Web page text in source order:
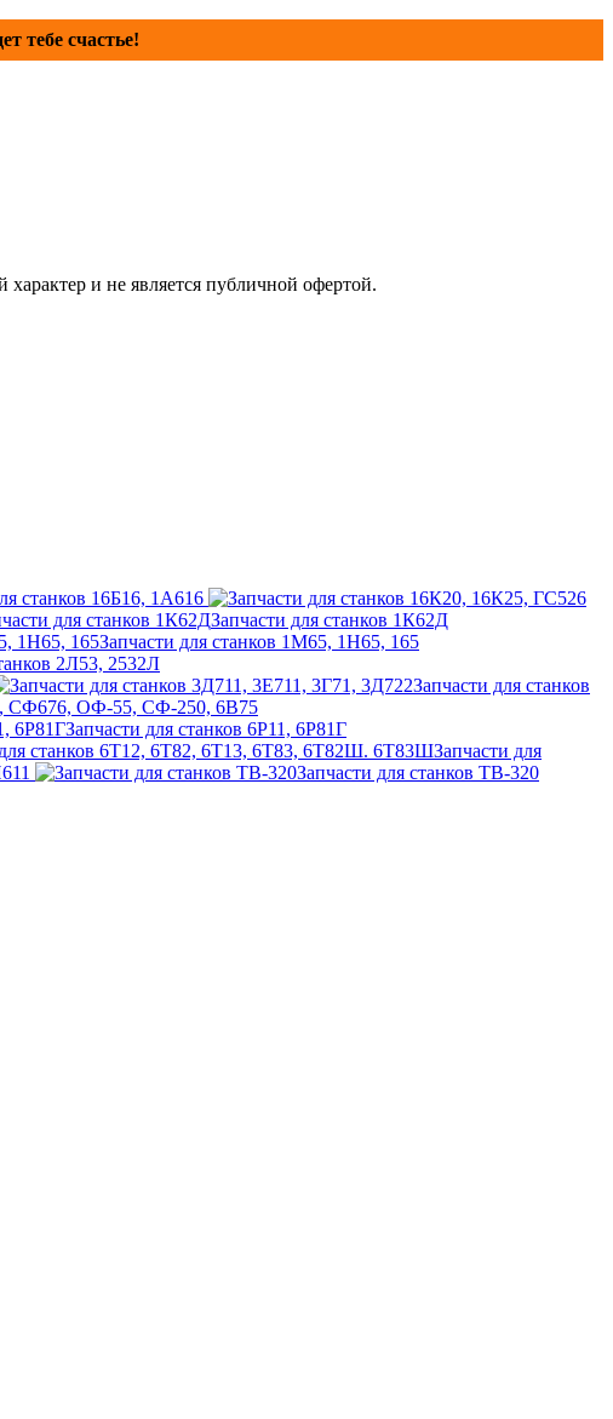
тебе счастье!
и не является публичной офертой.
станков 16Б16, 1А616
Запчасти для станков 1К62Д
Запчасти для станков 1М65, 1Н65, 165
2Л53, 2532Л
Запчасти для станков
СФ676, ОФ-55, СФ-250, 6В75
Запчасти для станков 6Р11, 6Р81Г
Запчасти для
Запчасти для станков ТВ-320